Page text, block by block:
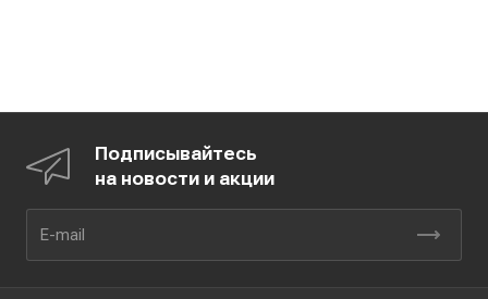
Подписывайтесь
на новости и акции